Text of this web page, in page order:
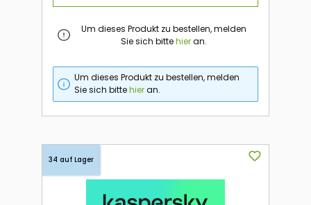
Um dieses Produkt zu bestellen, melden
Sie sich bittehieran.
Um dieses Produkt zu bestellen, melden
Sie sich bittehieran.
34 auf Lager